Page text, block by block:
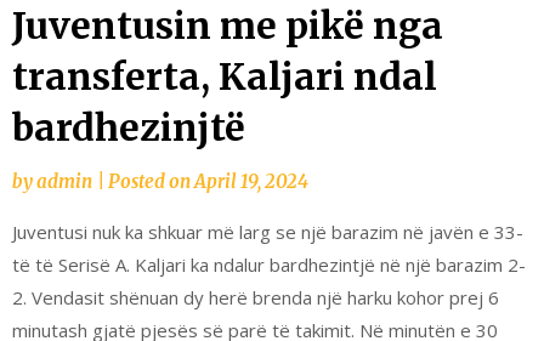
Juventusin me pikë nga
transferta, Kaljari ndal
bardhezinjtë
byadmin Posted onApril 19, 2024
Juventusi nuk ka shkuar më larg se një barazim në javën e 33-
të të Serisë A. Kaljari ka ndalur bardhezintjë në një barazim 2-
2. Vendasit shënuan dy herë brenda një harku kohor prej 6
minutash gjatë pjesës së parë të takimit. Në minutën e 30